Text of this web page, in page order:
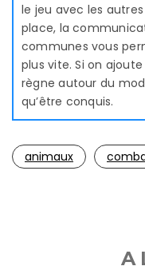
le jeu avec les
place, la
communes vous
plus vite. Si on
règne autour du
qu’être conquis.
animaux
A